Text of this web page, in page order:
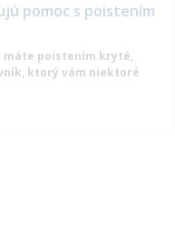
pomoc s poistením
máte poistením kryté,
ktorý vám niektoré